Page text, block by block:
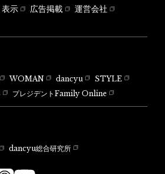
表示
広告掲載
運営会社
WOMAN dancyu
STYLE
プレジデントFamily Online
dancyu総合研究所